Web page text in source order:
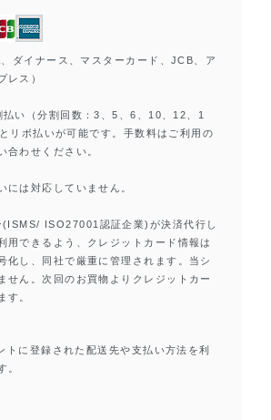
ダイナース、マスターカード、JCB、ア
レス）
払い（分割回数：3、5、6、10、12、1
リボ払いが可能です。手数料はご利用の
合わせください。
は対応していません。
ISO27001認証企業)が決済代行し
用できるよう、クレジットカード情報は
化し、同社で厳重に管理されます。当シ
せん。次回のお買物よりクレジットカー
す。
トに登録された配送先や支払い方法を利
。